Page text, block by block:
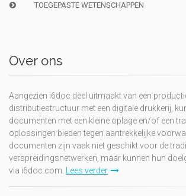
TOEGEPASTE WETENSCHAPPEN
Over ons
Aangezien i6doc deel uitmaakt van een
distributiestructuur met een digitale drukkerij,
documenten met een kleine oplage en/of een
oplossingen bieden tegen aantrekkelijke
documenten zijn vaak niet geschikt voor de
verspreidingsnetwerken, maar kunnen hun
via i6doc.com. Lees verder